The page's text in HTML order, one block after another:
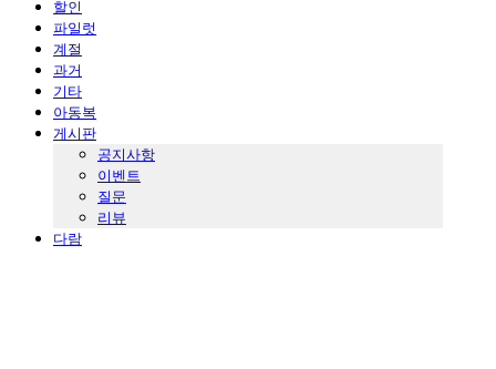
할인
파일럿
계절
과거
기타
아동복
게시판
공지사항
이벤트
질문
리뷰
다람